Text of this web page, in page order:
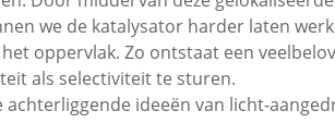
we de katalysator harder laten
oppervlak. Zo ontstaat een
als selectiviteit te sturen.
achterliggende ideeën van licht-